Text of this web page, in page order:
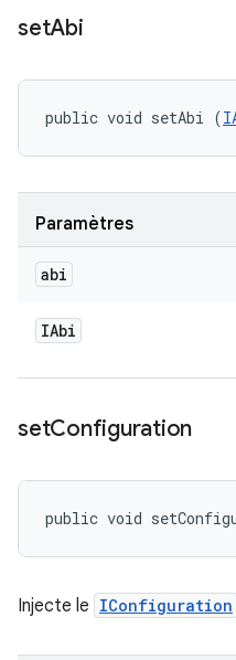
setAbi
public void setAbi (
Paramètres
abi
IAbi
setConfiguration
public void
Injecte le IConfiguration